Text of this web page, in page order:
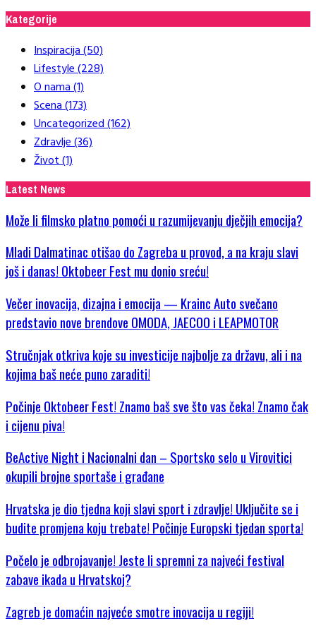
Kategorije
Inspiracija(50)
Lifestyle(228)
O nama(1)
Scena(173)
Uncategorized(162)
Zdravlje(36)
Život(1)
Latest News
Može li filmsko platno pomoći u razumijevanju dječjih emocija?
Mladi Dalmatinac otišao do Zagreba u provod, a na kraju slavi
još i danas! Oktobeer Fest mu donio sreću!
Večer inovacija, dizajna i emocija — Krainc Auto svečano
predstavio nove brendove OMODA, JAECOO i LEAPMOTOR
Stručnjak otkriva koje su investicije najbolje za državu, ali i na
kojima baš neće puno zaraditi!
Počinje Oktobeer Fest! Znamo baš sve što vas čeka! Znamo čak
i cijenu piva!
BeActive Night i Nacionalni dan – Sportsko selo u Virovitici
okupili brojne sportaše i građane
Hrvatska je dio tjedna koji slavi sport i zdravlje! Uključite se i
budite promjena koju trebate! Počinje Europski tjedan sporta!
Počelo je odbrojavanje! Jeste li spremni za najveći festival
zabave ikada u Hrvatskoj?
Zagreb je domaćin najveće smotre inovacija u regiji!